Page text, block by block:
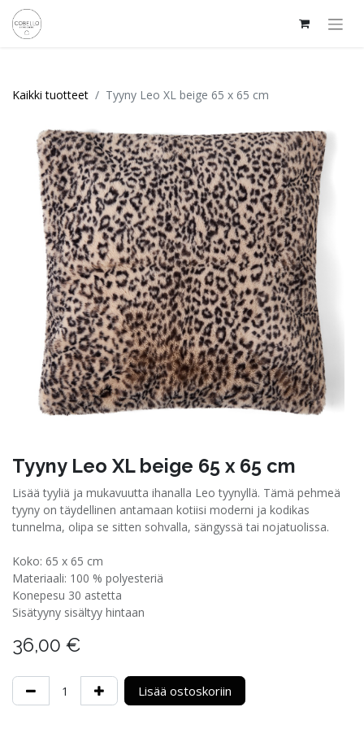
Kaikki tuotteet Tyyny Leo XL beige 65 x 65 cm
Tyyny Leo XL beige 65 x 65 cm
Lisää tyyliä ja mukavuutta ihanalla Leo tyynyllä. Tämä pehmeä
tyyny on täydellinen antamaan kotiisi moderni ja kodikas
tunnelma, olipa se sitten sohvalla, sängyssä tai nojatuolissa.
Koko: 65 x 65 cm
Materiaali: 100 % polyesteriä
Konepesu 30 astetta
Sisätyyny sisältyy hintaan
36,00 €
Lisää ostoskoriin